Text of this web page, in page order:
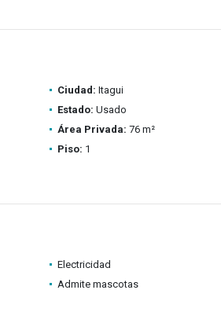
Ciudad: Itagui
Estado: Usado
Área Privada: 76 m²
Piso: 1
Electricidad
Admite mascotas